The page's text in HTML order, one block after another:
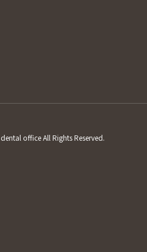
office All Rights Reserved.